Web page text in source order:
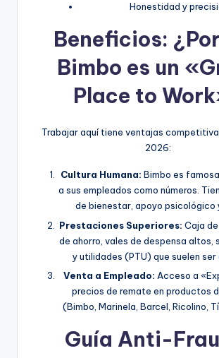
Honestidad y
Beneficios:
Bimbo es un
Place to
Trabajar aquí tiene ventajas
2026:
Cultura Humana: Bimbo es
a sus empleados como números.
de bienestar, apoyo psicológico
Prestaciones Superiores: Caja
de ahorro, vales de despensa altos,
y utilidades (PTU) que suelen
Venta a Empleado: Acceso a
precios de remate en productos
(Bimbo, Marinela, Barcel, Ricolino,
Guía Anti-